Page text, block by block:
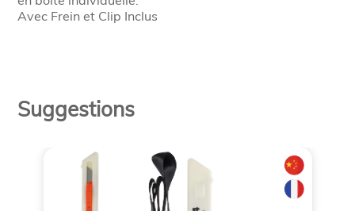
Avec Frein et Clip Inclus
Suggestions